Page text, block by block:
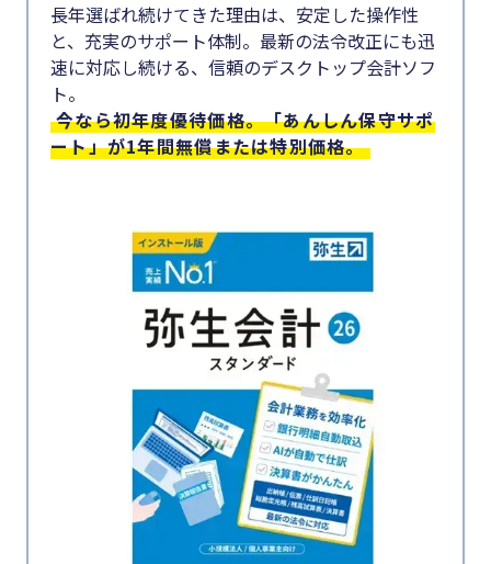
無料で会計ソフトを試す
長年選ばれ続けてきた理由は、安定した操作性
と、充実のサポート体制。最新の法令改正にも迅
速に対応し続ける、信頼のデスクトップ会計ソフ
ト。
今なら初年度優待価格。「あんしん保守サポ
ート」が1年間無償または特別価格。